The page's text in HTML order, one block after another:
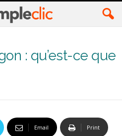
: qu’est-ce que
Email Print